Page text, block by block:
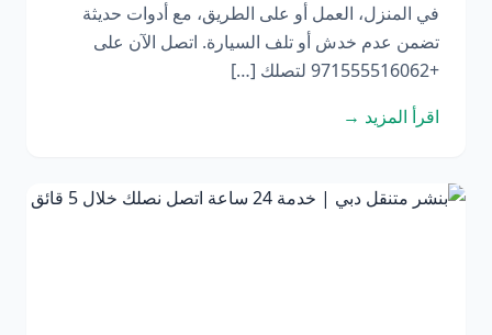
في المنزل، العمل أو على الطريق، مع أدوات حديثة
تضمن عدم خدش أو تلف السيارة. اتصل الآن على
+971555516062 لتصلك […]
اقرأ المزيد →